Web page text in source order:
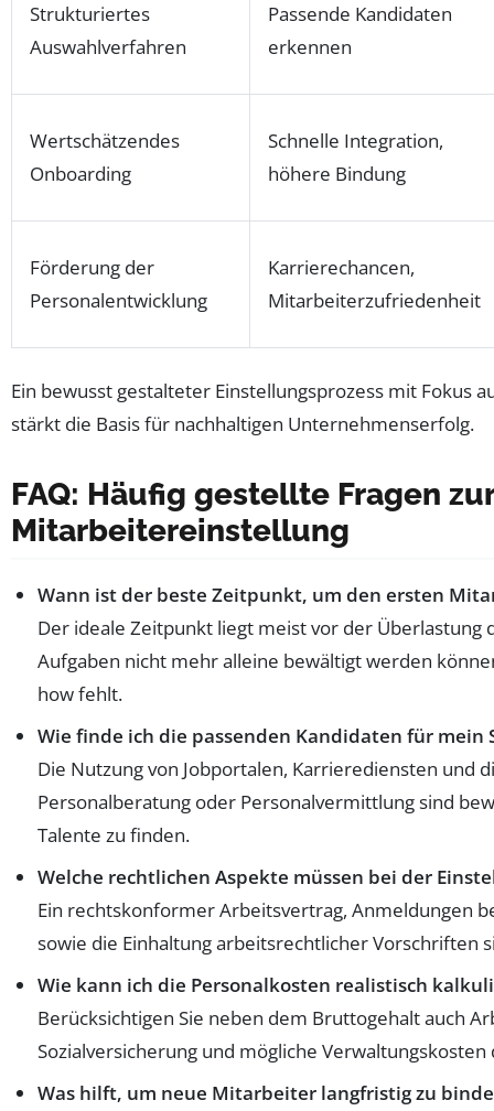
Strukturiertes
Auswahlverfahren
Passende Kandidaten
erkennen
Wertschätzendes
Onboarding
Schnelle Integration,
höhere Bindung
Förderung der
Personalentwicklung
Karrierechancen,
Mitarbeiterzufriedenheit
Ein bewusst gestalteter Einstellungsprozess mit Fokus
stärkt die Basis für nachhaltigen Unternehmenserfolg.
FAQ: Häufig gestellte Fragen
Mitarbeitereinstellung
Wann ist der beste Zeitpunkt, um den ersten
Der ideale Zeitpunkt liegt meist vor der Überlastung
Aufgaben nicht mehr alleine bewältigt werden
how fehlt.
Wie finde ich die passenden Kandidaten für mein
Die Nutzung von Jobportalen, Karrierediensten und
Personalberatung oder Personalvermittlung sind
Talente zu finden.
Welche rechtlichen Aspekte müssen bei der
Ein rechtskonformer Arbeitsvertrag, Anmeldungen
sowie die Einhaltung arbeitsrechtlicher Vorschriften
Wie kann ich die Personalkosten realistisch
Berücksichtigen Sie neben dem Bruttogehalt auch
Sozialversicherung und mögliche Verwaltungskosten
Was hilft, um neue Mitarbeiter langfristig zu